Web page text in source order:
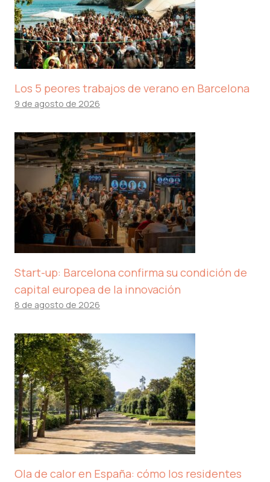
Los 5 peores trabajos de verano en Barcelona
9 de agosto de 2026
Start-up: Barcelona confirma su condición de
capital europea de la innovación
8 de agosto de 2026
Ola de calor en España: cómo los residentes